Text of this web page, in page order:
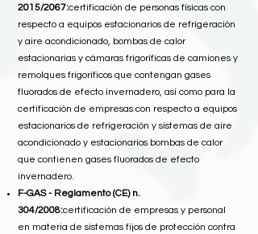
2015/2067:certificación de personas físicas con
respecto a equipos estacionarios de refrigeración
y aire acondicionado, bombas de calor
estacionarias y cámaras frigoríficas de camiones y
remolques frigoríficos que contengan gases
fluorados de efecto invernadero, así como para la
certificación de empresas con respecto a equipos
estacionarios de refrigeración y sistemas de aire
acondicionado y estacionarios bombas de calor
que contienen gases fluorados de efecto
invernadero.
F-GAS - Reglamento (CE) n.
304/2008:certificación de empresas y personal
en materia de sistemas fijos de protección contra